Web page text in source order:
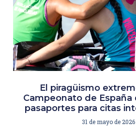
El piragüismo
Campeonato de España
pasaportes para citas
31 de mayo de 2026